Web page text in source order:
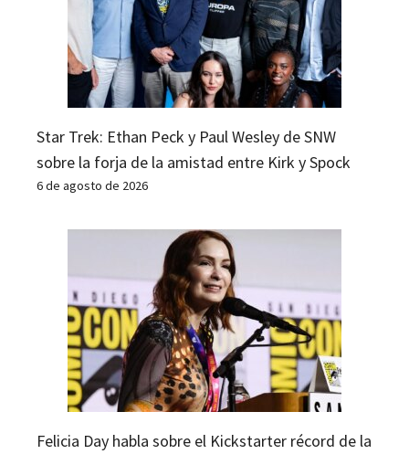
Star Trek: Ethan Peck y Paul Wesley de SNW
sobre la forja de la amistad entre Kirk y Spock
6 de agosto de 2026
Felicia Day habla sobre el Kickstarter récord de la